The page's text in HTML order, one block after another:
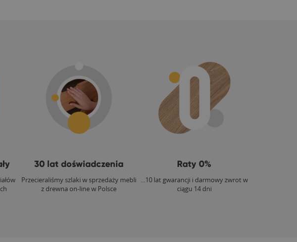
30 lat doświadczenia
Przecieraliśmy szlaki w sprzedaży mebli
z drewna on-line w Polsce
Raty 0%
...10 lat gwarancji i darmowy zwrot w
ciągu 14 dni